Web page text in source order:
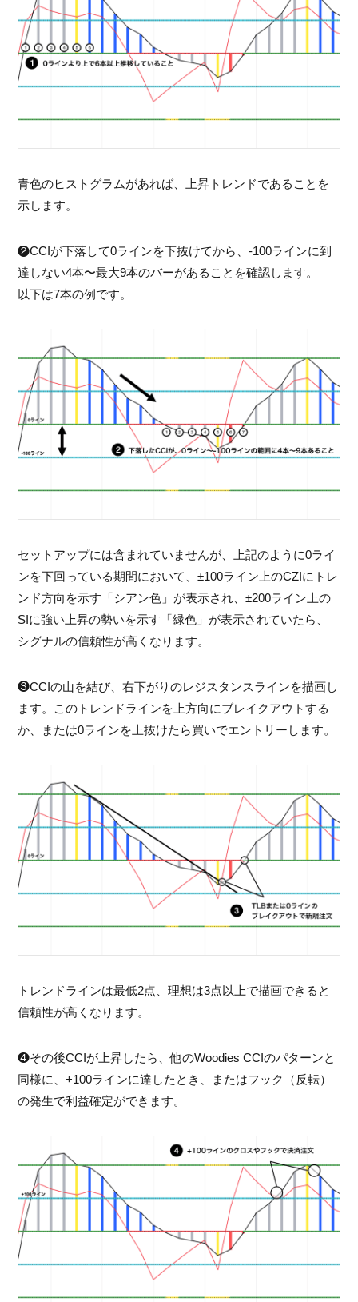
青色のヒストグラムがあれば、上昇トレンドであることを
示します。
❷CCIが下落して0ラインを下抜けてから、-100ラインに到
達しない4本〜最大9本のバーがあることを確認します。
以下は7本の例です。
セットアップには含まれていませんが、上記のように0ライ
ンを下回っている期間において、±100ライン上のCZIにトレ
ンド方向を示す「シアン色」が表示され、±200ライン上の
SIに強い上昇の勢いを示す「緑色」が表示されていたら、
シグナルの信頼性が高くなります。
❸CCIの山を結び、右下がりのレジスタンスラインを描画し
ます。このトレンドラインを上方向にブレイクアウトする
か、または0ラインを上抜けたら買いでエントリーします。
トレンドラインは最低2点、理想は3点以上で描画できると
信頼性が高くなります。
❹その後CCIが上昇したら、他のWoodies CCIのパターンと
同様に、+100ラインに達したとき、またはフック（反転）
の発生で利益確定ができます。